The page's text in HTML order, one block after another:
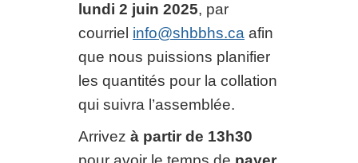
lundi 2 juin 2025, par
courriel info@shbbhs.ca afin
que nous puissions planifier
les quantités pour la collation
qui suivra l’assemblée.
Arrivez à partir de 13h30